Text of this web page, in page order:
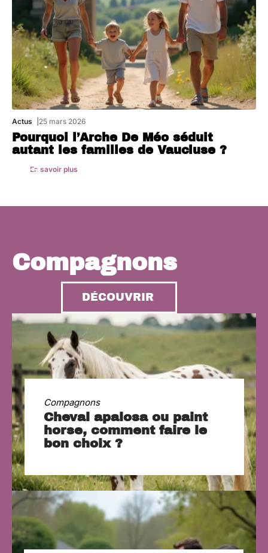
Actus 25 mars 2026
Pourquoi l’Arche De Méo séduit
autant les familles de Vaucluse ?
En savoir plus
Compagnons
DÉCOUVRIR
Compagnons
Cheval apalosa ou paint
horse, comment faire le
bon choix ?